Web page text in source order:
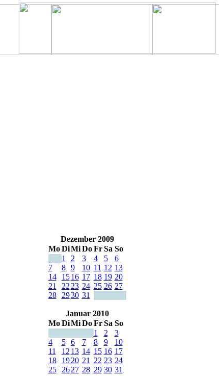
Dezember 2009
Mo DiMi Do Fr Sa So
1
2 3 4 5
6
7
8 9 10 11 12 13
14
15 16 17 18 19 20
21
22 23 24 25 26 27
28
2930 31
Januar 2010
Mo DiMi Do Fr Sa So
1
2
3
4
5 6 7 8 9
10
11
12 13 14 15 16 17
18
19 20 21 22 23 24
25
26 27 28 29 30 31